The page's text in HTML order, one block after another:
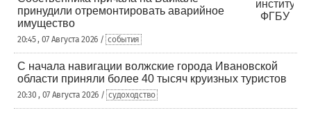
принудили отремонтировать аварийное
имущество
20:45 , 07 Августа 2026 / события
С начала навигации волжские города Ивановской
области приняли более 40 тысяч круизных туристов
20:30 , 07 Августа 2026 / судоходство